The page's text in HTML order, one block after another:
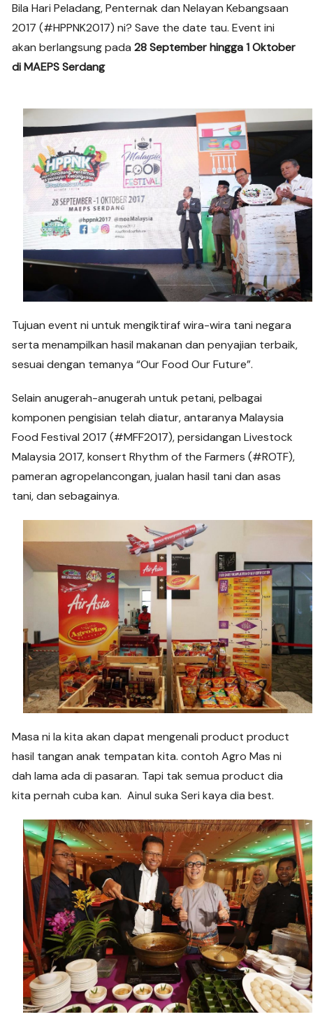
Bila Hari Peladang, Penternak dan Nelayan Kebangsaan
2017 (#HPPNK2017) ni? Save the date tau. Event ini
akan berlangsung pada 28 September hingga 1 Oktober
di MAEPS Serdang
Tujuan event ni untuk mengiktiraf wira-wira tani negara
serta menampilkan hasil makanan dan penyajian terbaik,
sesuai dengan temanya “Our Food Our Future”.
Selain anugerah-anugerah untuk petani, pelbagai
komponen pengisian telah diatur, antaranya Malaysia
Food Festival 2017 (#MFF2017), persidangan Livestock
Malaysia 2017, konsert Rhythm of the Farmers (#ROTF),
pameran agropelancongan, jualan hasil tani dan asas
tani, dan sebagainya.
Masa ni la kita akan dapat mengenali product product
hasil tangan anak tempatan kita. contoh Agro Mas ni
dah lama ada di pasaran. Tapi tak semua product dia
kita pernah cuba kan. Ainul suka Seri kaya dia best.